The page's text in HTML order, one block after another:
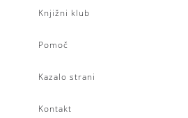
Knjižni klub
Pomoč
Kazalo strani
Kontakt